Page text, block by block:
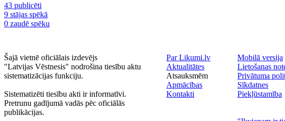
43 publicēti
9 stājas spēkā
0 zaudē spēku
Šajā vietnē oficiālais izdevējs
"Latvijas Vēstnesis" nodrošina tiesību aktu
sistematizācijas funkciju.
Sistematizēti tiesību akti ir informatīvi.
Pretrunu gadījumā vadās pēc oficiālās
publikācijas.
Par Likumi.lv
Aktualitātes
Atsauksmēm
Apmācības
Kontakti
Mobilā versija
Lietošanas
Privātuma
Sīkdatnes
Piekļūstamība